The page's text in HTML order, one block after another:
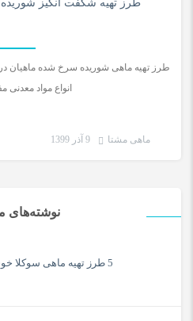
نوشته‌های
5 طرز تهیه ماهی سوکلا خوشمزه و چرب
طرز تهیه شگفت انگیز
طرز تهیه ماهی شوریده سرخ شده ماهیان
انواع مواد معدنی
ماهی مشتا 9 آذر 1399